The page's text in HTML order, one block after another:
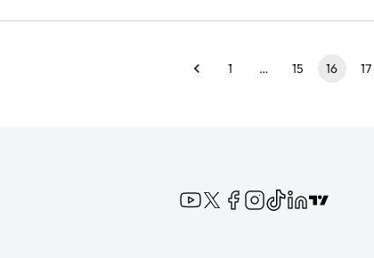
1 … 15 16 17